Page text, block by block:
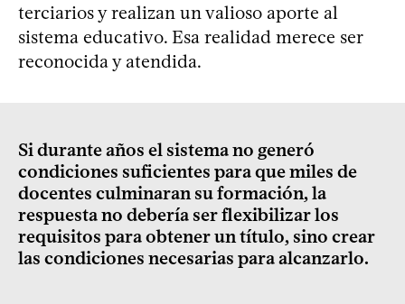
terciarios y realizan un valioso aporte al
sistema educativo. Esa realidad merece ser
reconocida y atendida.
Si durante años el sistema no generó
condiciones suficientes para que miles de
docentes culminaran su formación, la
respuesta no debería ser flexibilizar los
requisitos para obtener un título, sino crear
las condiciones necesarias para alcanzarlo.